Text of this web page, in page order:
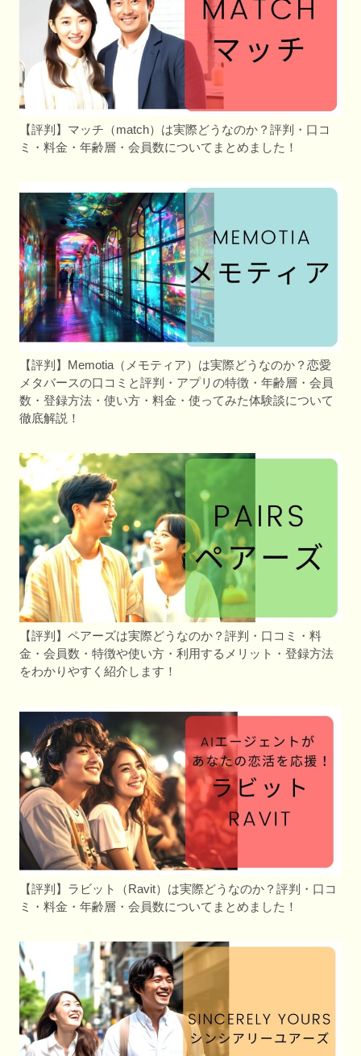
【評判】マッチ（match）は実際どうなのか？評判・口コ
ミ・料金・年齢層・会員数についてまとめました！
【評判】Memotia（メモティア）は実際どうなのか？恋愛
メタバースの口コミと評判・アプリの特徴・年齢層・会員
数・登録方法・使い方・料金・使ってみた体験談について
徹底解説！
【評判】ペアーズは実際どうなのか？評判・口コミ・料
金・会員数・特徴や使い方・利用するメリット・登録方法
をわかりやすく紹介します！
【評判】ラビット（Ravit）は実際どうなのか？評判・口コ
ミ・料金・年齢層・会員数についてまとめました！